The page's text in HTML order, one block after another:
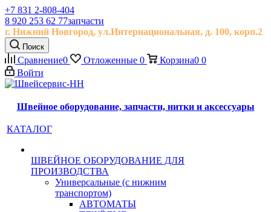
+7 831 2-808-404
8 920 253 62 77запчасти
г. Нижний Новгород, ул.Интернациональная, д. 100, корп.2
Поиск
Сравнение0 Отложенные 0 Корзина0 0
Войти
Швейное оборудование, запчасти, нитки и аксессуары
КАТАЛОГ
ШВЕЙНОЕ ОБОРУДОВАНИЕ ДЛЯ
ПРОИЗВОДСТВА
Универсальные (с нижним
транспортом)
АВТОМАТЫ